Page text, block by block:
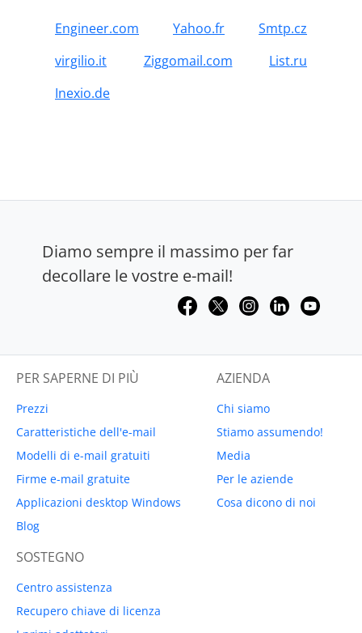
Engineer.com Yahoo.fr
Smtp.cz
virgilio.it
Ziggomail.com
List.ru
Inexio.de
Diamo sempre il massimo per far
decollare le vostre e-mail!
PER SAPERNE DI PIÙ
Prezzi
Caratteristiche dell'e-mail
Modelli di e-mail gratuiti
Firme e-mail gratuite
Applicazioni desktop Windows
Blog
AZIENDA
Chi siamo
Stiamo assumendo!
Media
Per le aziende
Cosa dicono di noi
SOSTEGNO
Centro assistenza
Recupero chiave di licenza